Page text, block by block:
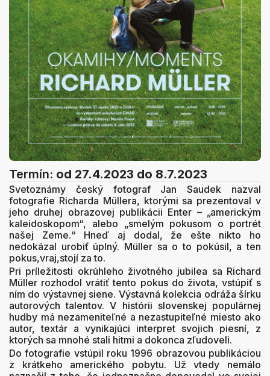
Termín: od 27.4.2023 do 8.7.2023
Svetoznámy český fotograf Jan Saudek nazval
fotografie Richarda Müllera, ktorými sa prezentoval v
jeho druhej obrazovej publikácii Enter – „americkým
kaleidoskopom“, alebo „smelým pokusom o portrét
našej Zeme.“ Hneď aj dodal, že ešte nikto ho
nedokázal urobiť úplný. Müller sa o to pokúsil, a ten
pokus,vraj,stojí za to.
Pri príležitosti okrúhleho životného jubilea sa Richard
Müller rozhodol vrátiť tento pokus do života, vstúpiť s
ním do výstavnej siene. Výstavná kolekcia odráža šírku
autorových talentov. V histórii slovenskej populárnej
hudby má nezameniteľné a nezastupiteľné miesto ako
autor, textár a vynikajúci interpret svojich piesní, z
ktorých sa mnohé stali hitmi a dokonca zľudoveli.
Do fotografie vstúpil roku 1996 obrazovou publikáciou
z krátkeho amerického pobytu. Už vtedy nemálo